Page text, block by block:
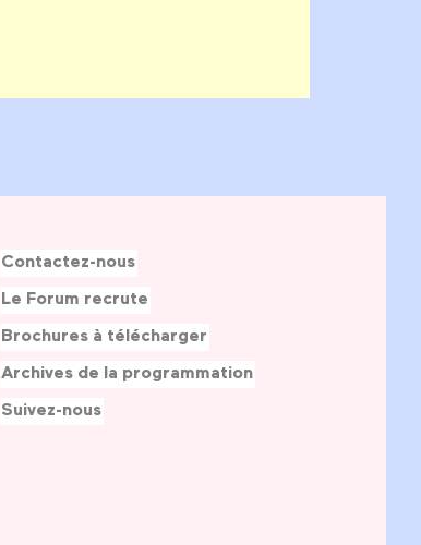
Contactez-nous
Le Forum recrute
Brochures à télécharger
Archives de la programmation
Suivez-nous